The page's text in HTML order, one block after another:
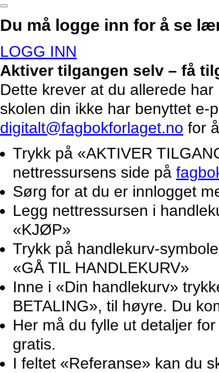
Du må logge inn for å se
LOGG INN
Aktiver tilgangen selv – få
Dette krever at du allerede
skolen din ikke har benyttet e-
digitalt@fagbokforlaget.no for
Trykk på «AKTIVER
nettressursens side på
Sørg for at du er innlogget
Legg nettressursen i
«KJØP»
Trykk på handlekurv-
«GÅ TIL HANDLEKURV»
Inne i «Din handlekurv»
BETALING», til høyre. Du
Her må du fylle ut detaljer
gratis.
I feltet «Referanse» kan du